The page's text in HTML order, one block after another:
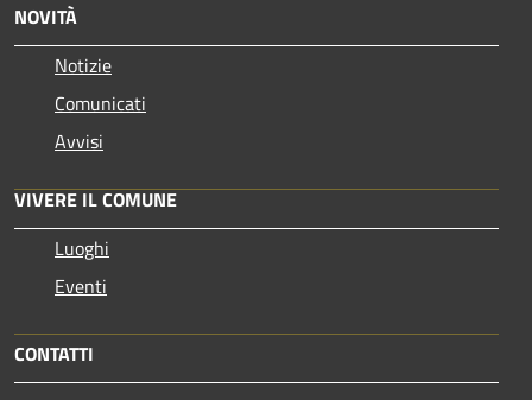
NOVITÀ
Notizie
Comunicati
Avvisi
VIVERE IL COMUNE
Luoghi
Eventi
CONTATTI